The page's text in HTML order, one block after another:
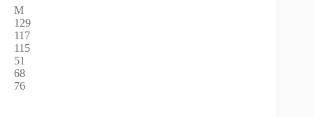
M
129
117
115
51
68
76